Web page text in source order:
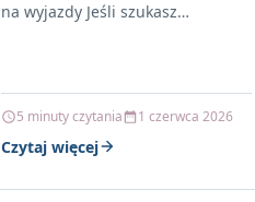
na wyjazdy Jeśli szukasz
5 minuty czytania 1 czerwca 2026
Czytaj więcej